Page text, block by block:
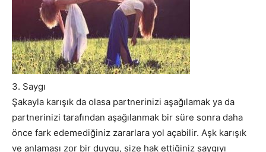
3. Saygı
Şakayla karışık da olasa partnerinizi aşağılamak ya da
partnerinizi tarafından aşağılanmak bir süre sonra daha
önce fark edemediğiniz zararlara yol açabilir. Aşk karışık
ve anlaması zor bir duygu, size hak ettiğiniz saygıyı